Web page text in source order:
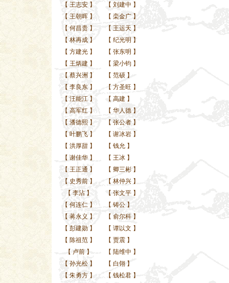
【 王志安】 【 刘建中 】
【 王朝晖】 【 栾金广 】
【 何昌贵】 【 王运天 】
【 林再成】 【 纪光明 】
【 方建光】 【 张东明 】
【 王炳建】 【 梁小钧 】
【 蔡兴洲 】 【 范硕 】
【 李良东】 【 方圣旺 】
【 汪能江】 【 高建 】
【 高军红 】 【 华人德 】
【 潘德熙】 【 张公者 】
【 叶鹏飞】 【 谢冰岩 】
【 洪厚甜】 【 钱允 】
【 谢佳华】 【 王冰 】
【 王正通 】 【 卿三彬 】
【 史秀前】 【 林仲兴 】
【 李沾】 【 张文平 】
【 何连仁】 【 铸公 】
【 蒋永义 】 【 俞尔科 】
【 彭建勋】 【 谭以文 】
【 陈祖范】 【 贾震 】
【 卢前】 【 陆维中 】
【 孙光松】 【 白翎 】
【 朱勇方】 【 钱松君 】